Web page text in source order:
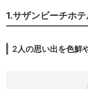
1.サザンビーチホ
2人の思い出を色鮮